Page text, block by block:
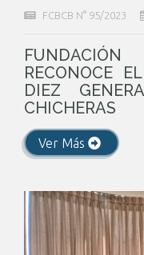
FCBCB N° 95/2023
RECONOCE
DIEZ
CHICHERAS
Ver Más